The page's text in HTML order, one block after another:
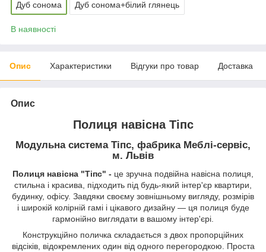
Дуб сонома Дуб сонома+білий глянець
В наявності
Опис Характеристики Відгуки про товар Доставка
Опис
Полиця навісна Тіпс
Модульна система Тіпс, фабрика Меблі-сервіс,
м. Львів
Полиця навісна "Тіпс" - це зручна подвійна навісна полиця,
стильна і красива, підходить під будь-який інтер'єр квартири,
будинку, офісу. Завдяки своєму зовнішньому вигляду, розмірів
і широкій колірній гамі і цікавого дизайну ― ця полиця буде
гармонійно виглядати в вашому інтер'єрі.
Конструкційно поличка складається з двох пропорційних
відсіків, відокремлених один від одного перегородкою. Проста